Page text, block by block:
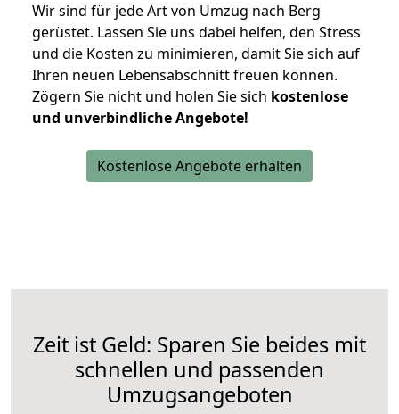
Wir sind für jede Art von Umzug nach Berg
gerüstet. Lassen Sie uns dabei helfen, den Stress
und die Kosten zu minimieren, damit Sie sich auf
Ihren neuen Lebensabschnitt freuen können.
Zögern Sie nicht und holen Sie sich kostenlose
und unverbindliche Angebote!
Kostenlose Angebote erhalten
Zeit ist Geld: Sparen Sie beides mit
schnellen und passenden
Umzugsangeboten